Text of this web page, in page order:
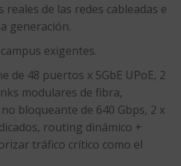
reales de las redes cableadas e
generación.
exigentes.
de 48 puertos x 5GbE UPoE, 2
modulares de fibra,
bloqueante de 640 Gbps, 2 x
routing dinámico +
tráfico crítico como el